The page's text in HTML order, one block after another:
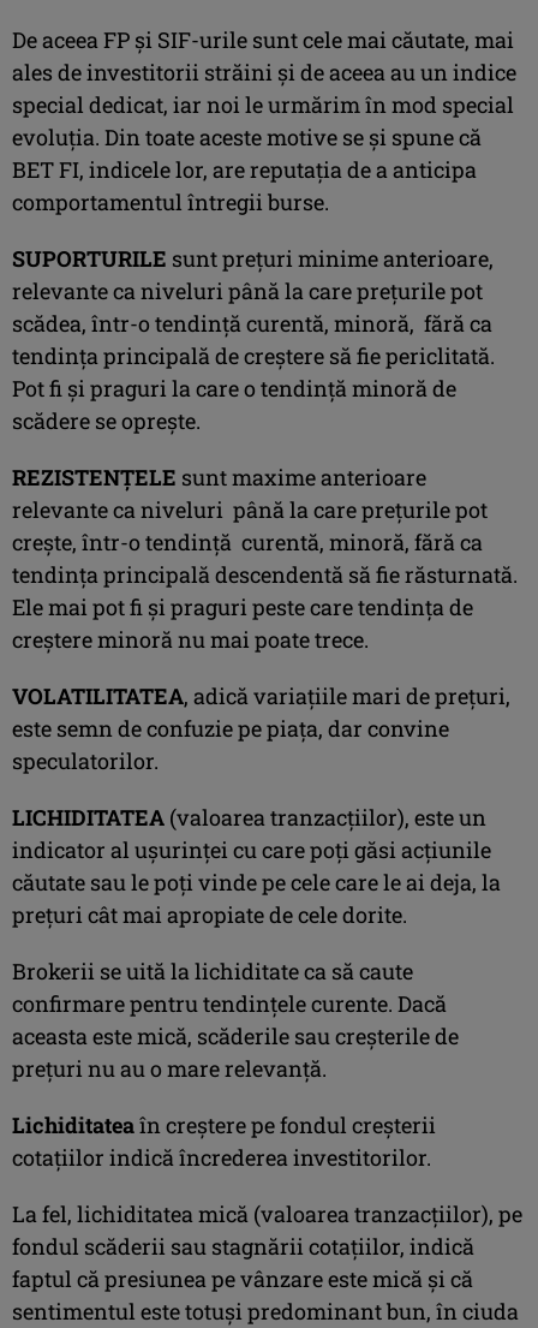
De aceea FP şi SIF-urile sunt cele mai căutate, mai
ales de investitorii străini şi de aceea au un indice
special dedicat, iar noi le urmărim în mod special
evoluţia. Din toate aceste motive se şi spune că
BET FI, indicele lor, are reputaţia de a anticipa
comportamentul întregii burse.
SUPORTURILE sunt preţuri minime anterioare,
relevante ca niveluri până la care preţurile pot
scădea, într-o tendinţă curentă, minoră, fără ca
tendinţa principală de creştere să fie periclitată.
Pot fi şi praguri la care o tendinţă minoră de
scădere se opreşte.
REZISTENŢELE sunt maxime anterioare
relevante ca niveluri până la care preţurile pot
creşte, într-o tendinţă curentă, minoră, fără ca
tendinţa principală descendentă să fie răsturnată.
Ele mai pot fi şi praguri peste care tendinţa de
creştere minoră nu mai poate trece.
VOLATILITATEA, adică variaţiile mari de preţuri,
este semn de confuzie pe piaţa, dar convine
speculatorilor.
LICHIDITATEA (valoarea tranzacţiilor), este un
indicator al uşurinţei cu care poţi găsi acţiunile
căutate sau le poţi vinde pe cele care le ai deja, la
preţuri cât mai apropiate de cele dorite.
Brokerii se uită la lichiditate ca să caute
confirmare pentru tendinţele curente. Dacă
aceasta este mică, scăderile sau creşterile de
preţuri nu au o mare relevanţă.
Lichiditateaîn creştere pe fondul creşterii
cotaţiilor indică încrederea investitorilor.
La fel, lichiditatea mică (valoarea tranzacţiilor), pe
fondul scăderii sau stagnării cotaţiilor, indică
faptul că presiunea pe vânzare este mică şi că
sentimentul este totuşi predominant bun, în ciuda